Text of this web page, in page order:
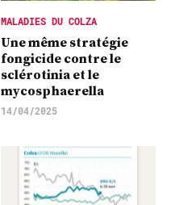
MALADIES DU COLZA
Une même stratégie
fongicide contre le
sclérotinia et le
mycosphaerella
14/04/2025